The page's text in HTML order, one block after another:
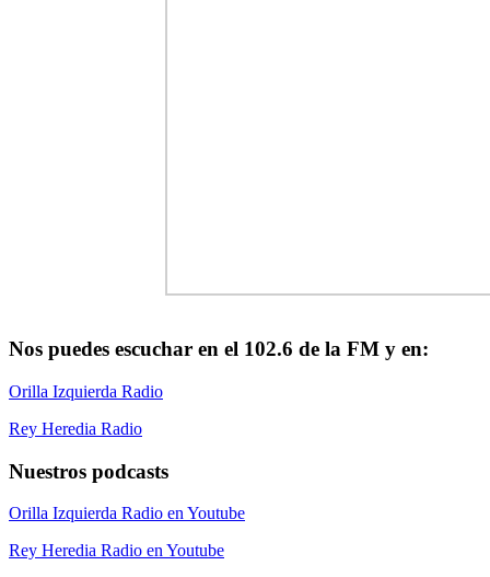
Nos puedes escuchar en el 102.6 de la FM y en:
Orilla Izquierda Radio
Rey Heredia Radio
Nuestros podcasts
Orilla Izquierda Radio en Youtube
Rey Heredia Radio en Youtube